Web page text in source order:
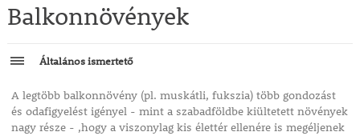
Balkonnövények
Általános ismertető
A legtöbb balkonnövény (pl. muskátli, fukszia) több gondozást
és odafigyelést igényel - mint a szabadföldbe kiültetett növények
nagy része - ,hogy a viszonylag kis élettér ellenére is megéljenek